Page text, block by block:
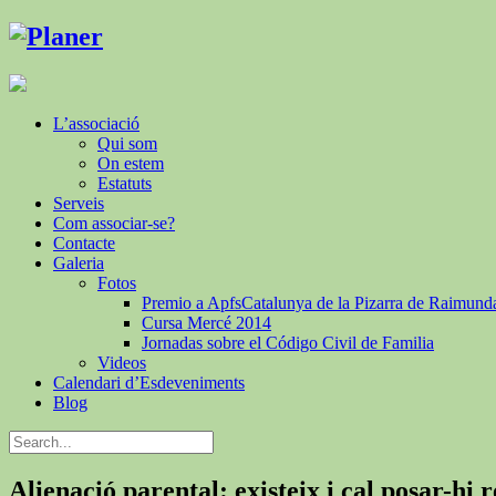
L’associació
Qui som
On estem
Estatuts
Serveis
Com associar-se?
Contacte
Galeria
Fotos
Premio a ApfsCatalunya de la Pizarra de
Cursa Mercé 2014
Jornadas sobre el Código Civil de Familia
Videos
Calendari d’Esdeveniments
Blog
Alienació parental: existeix i cal posar-hi